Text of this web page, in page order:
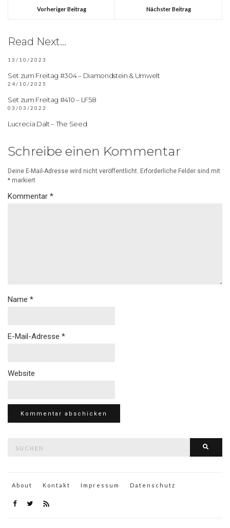
Vorheriger Beitrag Nächster Beitrag
Read Next...
13/10/2023
Set zum Freitag #304 – Diamondstein & Umwelt
24/10/2025
Set zum Freitag #410 – LF58
03/03/2022
Lucrecia Dalt – The Seed
Schreibe einen Kommentar
Deine E-Mail-Adresse wird nicht veröffentlicht. Erforderliche Felder sind mit
* markiert
Kommentar *
Name *
E-Mail-Adresse *
Website
About Kontakt Impressum Datenschutz